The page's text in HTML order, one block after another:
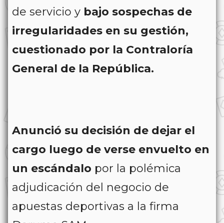
de servicio y bajo sospechas de
irregularidades en su gestión,
cuestionado por la Contraloría
General de la República.
Anunció su decisión de dejar el
cargo luego de verse envuelto en
un escándalo por la polémica
adjudicación del negocio de
apuestas deportivas a la firma